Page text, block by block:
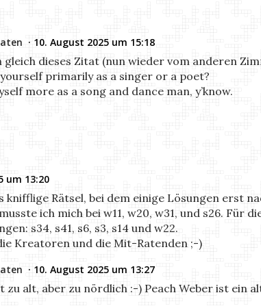
10. August 2025 um 15:18
gleich dieses Zitat (nun wieder vom anderen
primarily as a singer or a poet?
more as a song and dance man, y’know.
um 13:20
knifflige Rätsel, bei dem einige Lösungen erst
ich mich bei w11, w20, w31, und s26. Für
s34, s41, s6, s3, s14 und w22.
Kreatoren und die Mit-Ratenden ;-)
10. August 2025 um 13:27
zu alt, aber zu nördlich :-) Peach Weber ist ein